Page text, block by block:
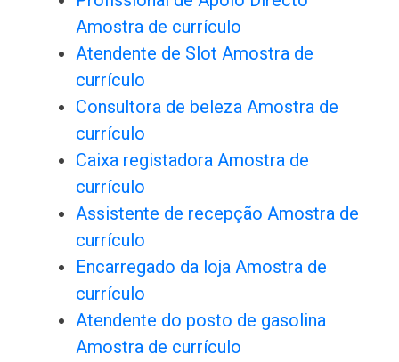
Amostra de currículo
Atendente de Slot Amostra de
currículo
Consultora de beleza Amostra de
currículo
Caixa registadora Amostra de
currículo
Assistente de recepção Amostra de
currículo
Encarregado da loja Amostra de
currículo
Atendente do posto de gasolina
Amostra de currículo